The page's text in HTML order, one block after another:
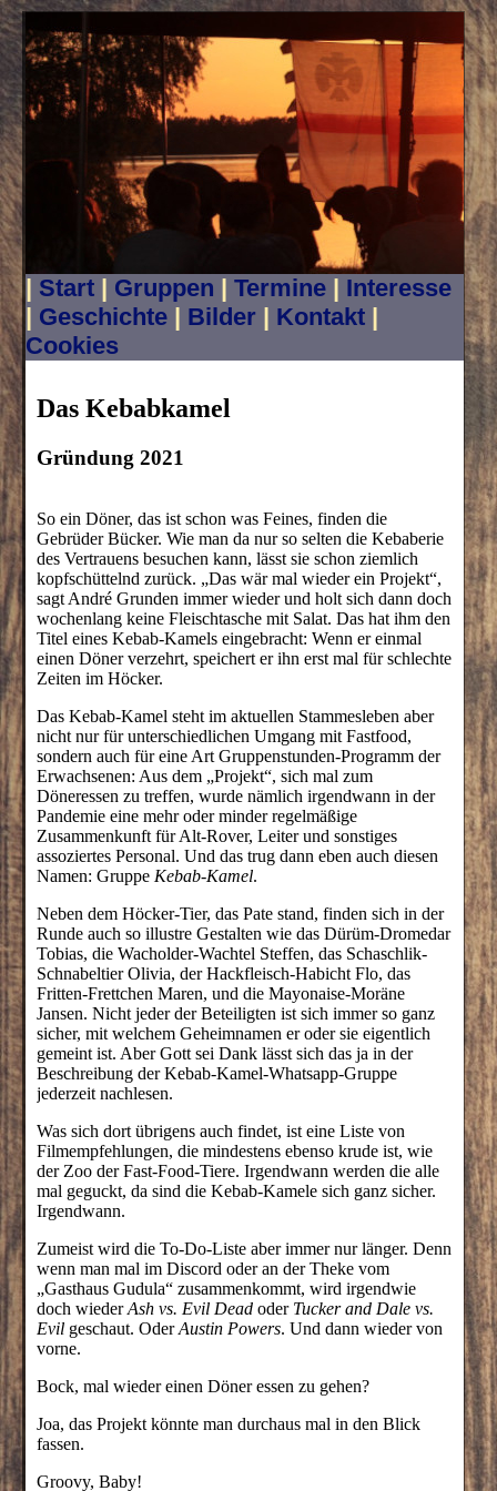
| Start| Gruppen | Termine| Interesse
| Geschichte| Bilder| Kontakt|
Cookies
Das Kebabkamel
Gründung 2021
So ein Döner, das ist schon was Feines, finden die
Gebrüder Bücker. Wie man da nur so selten die Kebaberie
des Vertrauens besuchen kann, lässt sie schon ziemlich
kopfschüttelnd zurück. „Das wär mal wieder ein Projekt“,
sagt André Grunden immer wieder und holt sich dann doch
wochenlang keine Fleischtasche mit Salat. Das hat ihm den
Titel eines Kebab-Kamels eingebracht: Wenn er einmal
einen Döner verzehrt, speichert er ihn erst mal für schlechte
Zeiten im Höcker.
Das Kebab-Kamel steht im aktuellen Stammesleben aber
nicht nur für unterschiedlichen Umgang mit Fastfood,
sondern auch für eine Art Gruppenstunden-Programm der
Erwachsenen: Aus dem „Projekt“, sich mal zum
Döneressen zu treffen, wurde nämlich irgendwann in der
Pandemie eine mehr oder minder regelmäßige
Zusammenkunft für Alt-Rover, Leiter und sonstiges
assoziertes Personal. Und das trug dann eben auch diesen
Namen: Gruppe Kebab-Kamel.
Neben dem Höcker-Tier, das Pate stand, finden sich in der
Runde auch so illustre Gestalten wie das Dürüm-Dromedar
Tobias, die Wacholder-Wachtel Steffen, das Schaschlik-
Schnabeltier Olivia, der Hackfleisch-Habicht Flo, das
Fritten-Frettchen Maren, und die Mayonaise-Moräne
Jansen. Nicht jeder der Beteiligten ist sich immer so ganz
sicher, mit welchem Geheimnamen er oder sie eigentlich
gemeint ist. Aber Gott sei Dank lässt sich das ja in der
Beschreibung der Kebab-Kamel-Whatsapp-Gruppe
jederzeit nachlesen.
Was sich dort übrigens auch findet, ist eine Liste von
Filmempfehlungen, die mindestens ebenso krude ist, wie
der Zoo der Fast-Food-Tiere. Irgendwann werden die alle
mal geguckt, da sind die Kebab-Kamele sich ganz sicher.
Irgendwann.
Zumeist wird die To-Do-Liste aber immer nur länger. Denn
wenn man mal im Discord oder an der Theke vom
„Gasthaus Gudula“ zusammenkommt, wird irgendwie
doch wiederAsh vs. Evil Deadoder Tucker and Dale vs.
Evilgeschaut. OderAustin Powers. Und dann wieder von
vorne.
Bock, mal wieder einen Döner essen zu gehen?
Joa, das Projekt könnte man durchaus mal in den Blick
fassen.
Groovy, Baby!